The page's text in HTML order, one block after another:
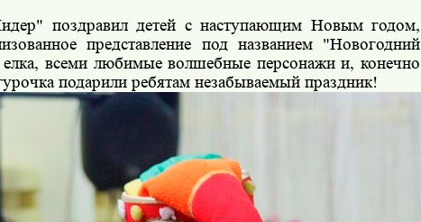
поздравил детей с наступающим Новым годом,
представление под названием "Новогодний
елка, всеми любимые волшебные персонажи и, конечно
подарили ребятам незабываемый праздник!